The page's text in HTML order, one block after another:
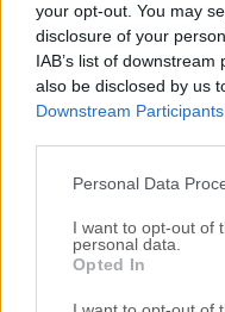
your opt-out. You may
disclosure of your
IAB’s list of
also be disclosed by us
Downstream Participants
Please note that this
not limited to your visit
grant or deny consent
use your data for below
consent section.
Personal Data
I want to opt-out of
personal data.
Opted In